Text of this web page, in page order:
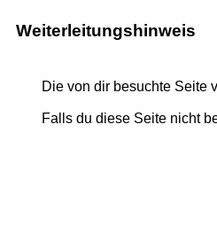
Weiterleitungshinweis
Die von dir besuchte Seite
Falls du diese Seite nicht